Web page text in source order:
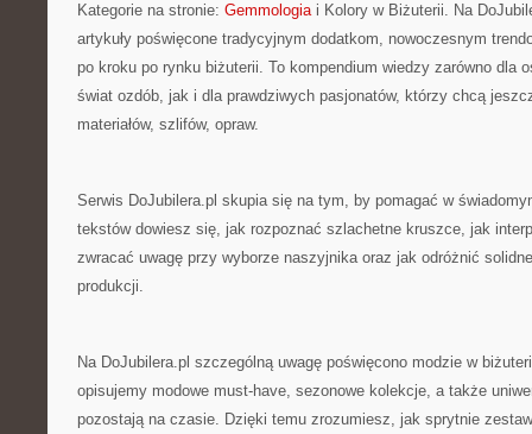
Kategorie na stronie: Gemmologiai Kolory w Biżuterii. Na
artykuły poświęcone tradycyjnym dodatkom, nowoczesnym
po kroku po rynku biżuterii. To kompendium wiedzy zarówno dla
świat ozdób, jak i dla prawdziwych pasjonatów, którzy chcą
materiałów, szlifów, opraw.
Serwis DoJubilera.pl skupia się na tym, by pomagać w
tekstów dowiesz się, jak rozpoznać szlachetne kruszce, jak
zwracać uwagę przy wyborze naszyjnika oraz jak odróżnić
produkcji.
Na DoJubilera.pl szczególną uwagę poświęcono modzie w
opisujemy modowe must-have, sezonowe kolekcje, a także
pozostają na czasie. Dzięki temu zrozumiesz, jak sprytnie